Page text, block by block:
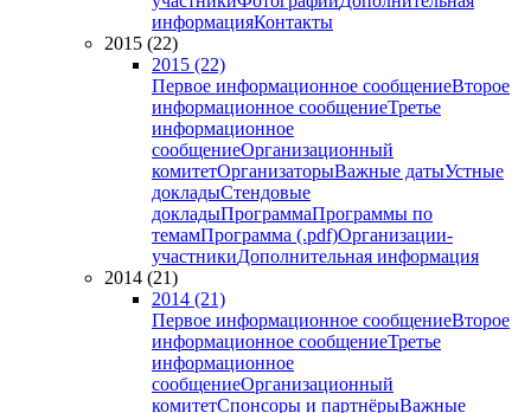
информацияКонтакты
2015 (22)
2015 (22)
Первое информационное сообщениеВторое
информационное сообщениеТретье
информационное
сообщениеОрганизационный
комитетОрганизаторыВажные датыУстные
докладыСтендовые
докладыПрограммаПрограммы по
темамПрограмма (.pdf)Организации-
участникиДополнительная информация
2014 (21)
2014 (21)
Первое информационное сообщениеВторое
информационное сообщениеТретье
информационное
сообщениеОрганизационный
комитетСпонсоры и партнёрыВажные